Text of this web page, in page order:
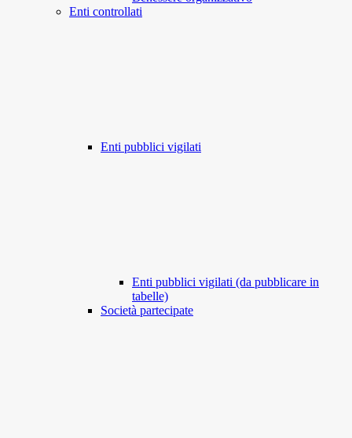
Enti controllati
Enti pubblici vigilati
Enti pubblici vigilati (da pubblicare in
tabelle)
Società partecipate